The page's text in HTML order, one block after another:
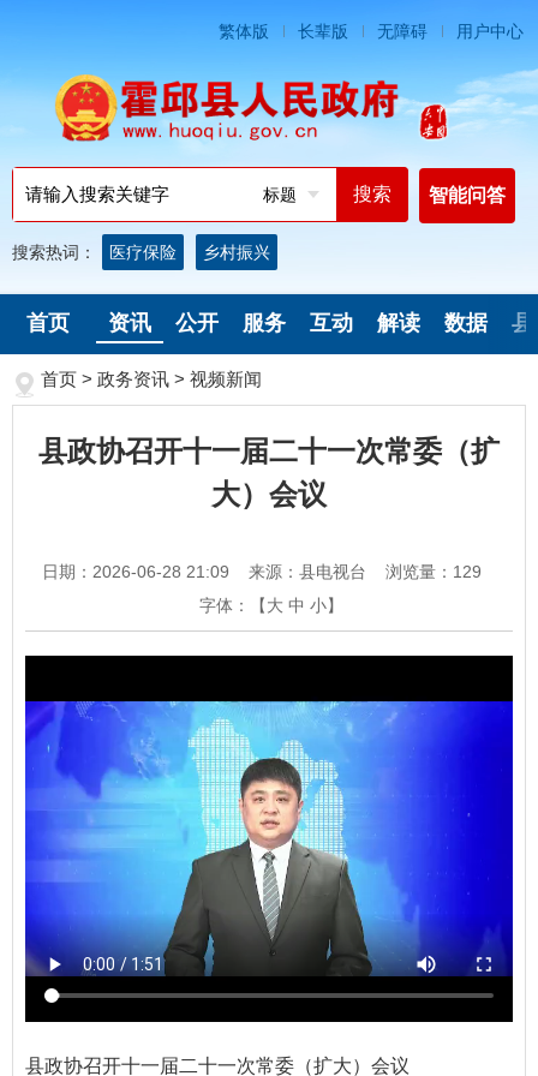
繁体版 长辈版 无障碍 用户中心
标题 智能问答
搜索热词： 医疗保险 乡村振兴
首页 资讯 公开 服务 互动 解读 数据 县
首页 > 政务资讯 > 视频新闻
县政协召开十一届二十一次常委（扩
大）会议
日期：2026-06-28 21:09 来源：县电视台 浏览量： 129
字体：【大 中 小】
县政协召开十一届二十一次常委（扩大）会议